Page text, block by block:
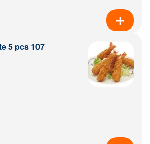
5 pcs 107